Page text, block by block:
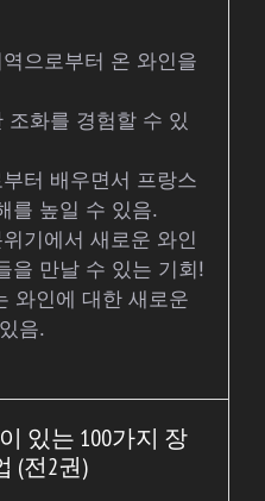
으로부터 온 와인을
조화를 경험할 수 있
터 배우면서 프랑스
를 높일 수 있음.
기에서 새로운 와인
을 만날 수 있는 기회!
와인에 대한 새로운
음.
있는 100가지 장
(전2권)